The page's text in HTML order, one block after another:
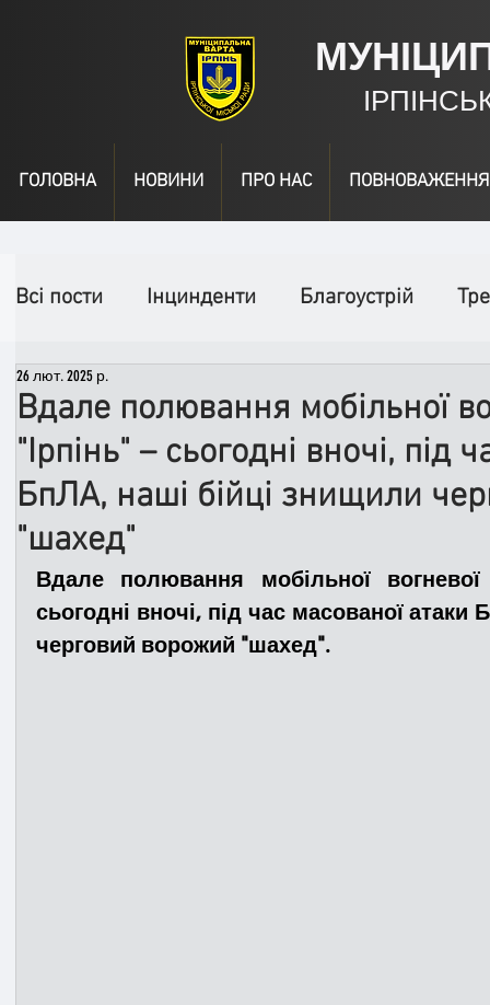
ГОЛОВНА НОВИНИ ПРО НАС ПОВНОВАЖЕННЯ
Всі пости Інцинденти Благоустрій
День народження
Надзвичайні заходи
Медицина
Адмінпротокол Свята
Вдале полювання мобільної
"Ірпінь" – сьогодні вночі, під
БпЛА, наші бійці знищили
"шахед"
26 лют. 2025 р.
Вдале полювання мобільної
сьогодні вночі, під час масованої
черговий ворожий "шахед".